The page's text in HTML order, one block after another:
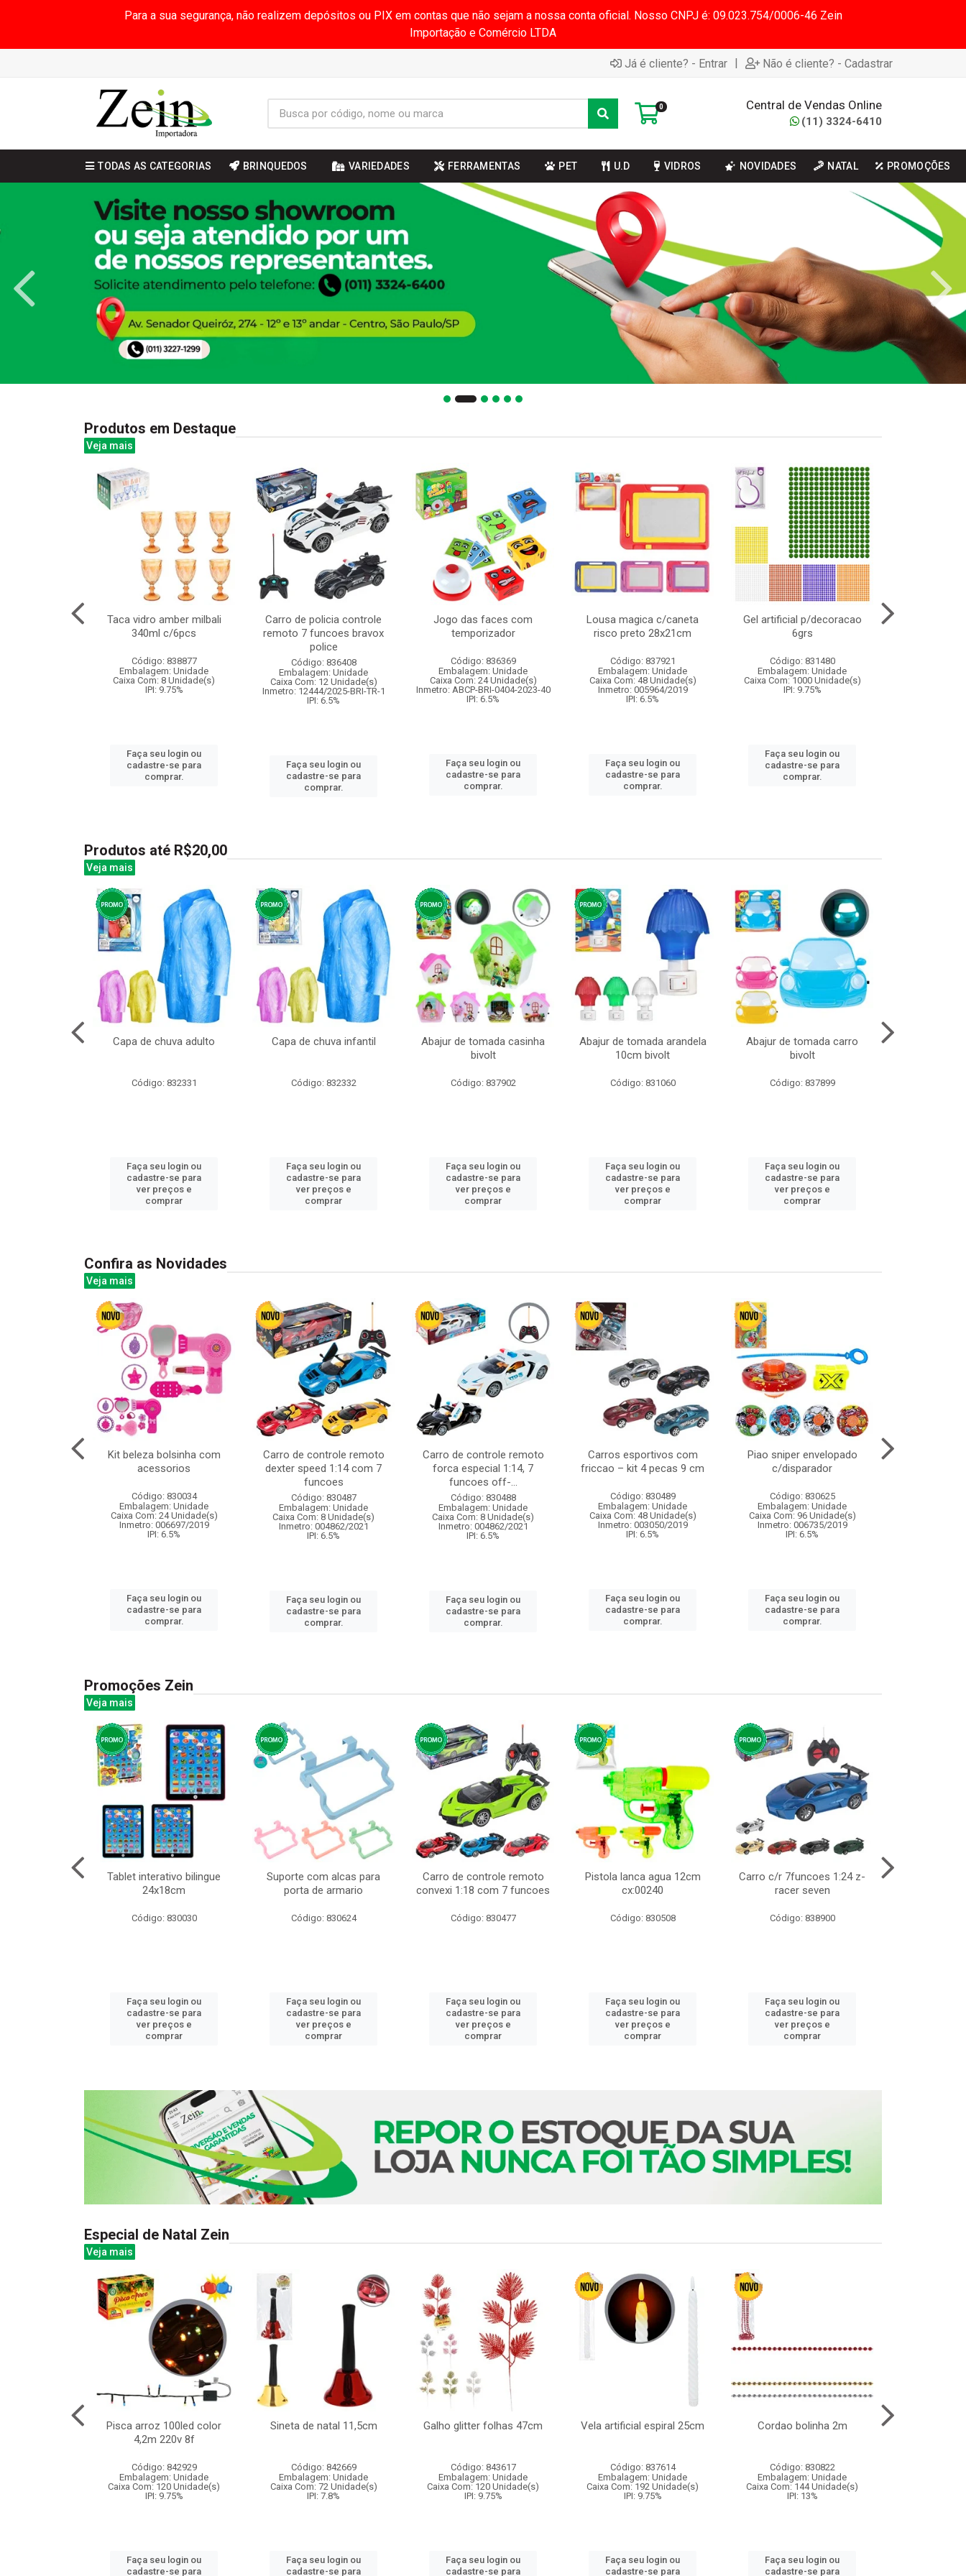
Para a sua segurança, não realizem depósitos ou PIX em contas que não sejam a nossa conta oficial. Nosso CNPJ é: 09.023.754/0006-46 Zein
Importação e Comércio LTDA
Já é cliente? - Entrar | Não é cliente? - Cadastrar
0 Central de Vendas Online
(11) 3324-6410
TODAS AS CATEGORIAS BRINQUEDOS VARIEDADES FERRAMENTAS PET U.D VIDROS NOVIDADES NATAL PROMOÇÕES
Produtos em Destaque
Veja mais
Taca vidro amber milbali
340ml c/6pcs
Código: 838877
Embalagem: Unidade
Caixa Com: 8 Unidade(s)
IPI: 9.75%
Faça seu login ou
cadastre-se para
comprar.
Carro de policia controle
remoto 7 funcoes bravox
police
Código: 836408
Embalagem: Unidade
Caixa Com: 12 Unidade(s)
Inmetro: 12444/2025-BRI-TR-1
IPI: 6.5%
Faça seu login ou
cadastre-se para
comprar.
Jogo das faces com
temporizador
Código: 836369
Embalagem: Unidade
Caixa Com: 24 Unidade(s)
Inmetro: ABCP-BRI-0404-2023-40
IPI: 6.5%
Faça seu login ou
cadastre-se para
comprar.
Lousa magica c/caneta
risco preto 28x21cm
Código: 837921
Embalagem: Unidade
Caixa Com: 48 Unidade(s)
Inmetro: 005964/2019
IPI: 6.5%
Faça seu login ou
cadastre-se para
comprar.
Gel artificial p/decoracao
6grs
Código: 831480
Embalagem: Unidade
Caixa Com: 1000 Unidade(s)
IPI: 9.75%
Faça seu login ou
cadastre-se para
comprar.
Produtos até R$20,00
Veja mais
Capa de chuva adulto
Código: 832331
Faça seu login ou
cadastre-se para
ver preços e
comprar
Capa de chuva infantil
Código: 832332
Faça seu login ou
cadastre-se para
ver preços e
comprar
Abajur de tomada casinha
bivolt
Código: 837902
Faça seu login ou
cadastre-se para
ver preços e
comprar
Abajur de tomada arandela
10cm bivolt
Código: 831060
Faça seu login ou
cadastre-se para
ver preços e
comprar
Abajur de tomada carro
bivolt
Código: 837899
Faça seu login ou
cadastre-se para
ver preços e
comprar
Confira as Novidades
Veja mais
Kit beleza bolsinha com
acessorios
Código: 830034
Embalagem: Unidade
Caixa Com: 24 Unidade(s)
Inmetro: 006697/2019
IPI: 6.5%
Faça seu login ou
cadastre-se para
comprar.
Carro de controle remoto
dexter speed 1:14 com 7
funcoes
Código: 830487
Embalagem: Unidade
Caixa Com: 8 Unidade(s)
Inmetro: 004862/2021
IPI: 6.5%
Faça seu login ou
cadastre-se para
comprar.
Carro de controle remoto
forca especial 1:14, 7
funcoes off-...
Código: 830488
Embalagem: Unidade
Caixa Com: 8 Unidade(s)
Inmetro: 004862/2021
IPI: 6.5%
Faça seu login ou
cadastre-se para
comprar.
Carros esportivos com
friccao – kit 4 pecas 9 cm
Código: 830489
Embalagem: Unidade
Caixa Com: 48 Unidade(s)
Inmetro: 003050/2019
IPI: 6.5%
Faça seu login ou
cadastre-se para
comprar.
Piao sniper envelopado
c/disparador
Código: 830625
Embalagem: Unidade
Caixa Com: 96 Unidade(s)
Inmetro: 006735/2019
IPI: 6.5%
Faça seu login ou
cadastre-se para
comprar.
Promoções Zein
Veja mais
Tablet interativo bilingue
24x18cm
Código: 830030
Faça seu login ou
cadastre-se para
ver preços e
comprar
Suporte com alcas para
porta de armario
Código: 830624
Faça seu login ou
cadastre-se para
ver preços e
comprar
Carro de controle remoto
convexi 1:18 com 7 funcoes
Código: 830477
Faça seu login ou
cadastre-se para
ver preços e
comprar
Pistola lanca agua 12cm
cx:00240
Código: 830508
Faça seu login ou
cadastre-se para
ver preços e
comprar
Carro c/r 7funcoes 1:24 z-
racer seven
Código: 838900
Faça seu login ou
cadastre-se para
ver preços e
comprar
Especial de Natal Zein
Veja mais
Pisca arroz 100led color
4,2m 220v 8f
Código: 842929
Embalagem: Unidade
Caixa Com: 120 Unidade(s)
IPI: 9.75%
Faça seu login ou
cadastre-se para
Sineta de natal 11,5cm
Código: 842669
Embalagem: Unidade
Caixa Com: 72 Unidade(s)
IPI: 7.8%
Faça seu login ou
cadastre-se para
Galho glitter folhas 47cm
Código: 843617
Embalagem: Unidade
Caixa Com: 120 Unidade(s)
IPI: 9.75%
Faça seu login ou
cadastre-se para
Vela artificial espiral 25cm
Código: 837614
Embalagem: Unidade
Caixa Com: 192 Unidade(s)
IPI: 9.75%
Faça seu login ou
cadastre-se para
Cordao bolinha 2m
Código: 830822
Embalagem: Unidade
Caixa Com: 144 Unidade(s)
IPI: 13%
Faça seu login ou
cadastre-se para